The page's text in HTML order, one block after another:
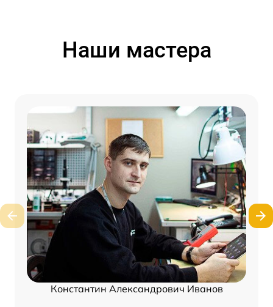
Наши мастера
Константин Александрович Иванов